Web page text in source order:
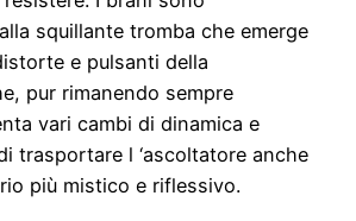
squillante tromba che emerge
e pulsanti della
pur rimanendo sempre
vari cambi di dinamica e
trasportare l ‘ascoltatore anche
più mistico e riflessivo.